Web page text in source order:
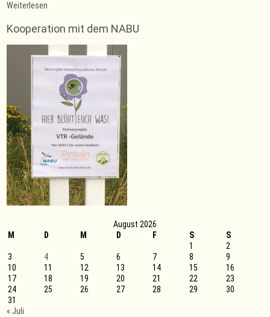
Weiterlesen
zur
Jahreshauptversammlung
Kooperation mit dem NABU
August 2026
M
D M D F S
S
1
2
3
4 5 6 7 8
9
10
11 12 13 14 15
16
17
18 19 20 21 22
23
24
25 26 27 28 29
30
31
« Juli